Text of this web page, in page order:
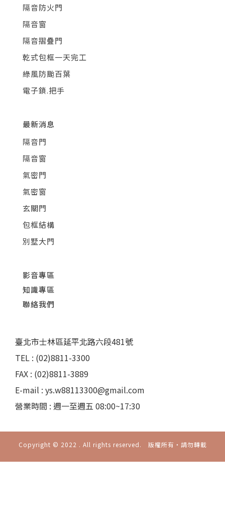
隔音防火門
隔音窗
隔音摺疊門
乾式包框一天完工
綠風防颱百葉
電子鎖.把手
最新消息
隔音門
隔音窗
氣密門
氣密窗
玄關門
包框結構
別墅大門
影音專區
知識專區
聯絡我們
臺北市士林區延平北路六段481號
TEL : (02)8811-3300
FAX : (02)8811-3889
E-mail : ys.w88113300@gmail.com
營業時間 : 週一至週五 08:00~17:30
Copyright © 2022 . All rights reserved. 版權所有‧請勿轉載